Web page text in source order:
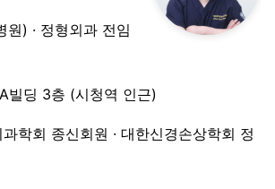
) · 정형외과 전임
빌딩 3층 (시청역 인근)
학회 종신회원 · 대한신경손상학회 정